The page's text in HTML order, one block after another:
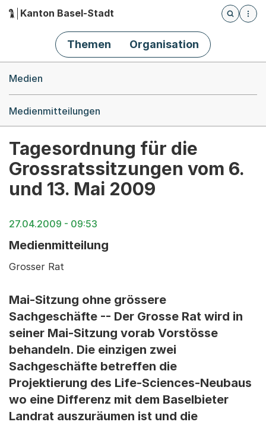
Hauptnavigation
Kanton Basel-Stadt
Öffnet
Themen Organisation
Medien
Medienmitteilungen
Tagesordnung für die
Grossratssitzungen vom 6.
und 13. Mai 2009
27.04.2009 - 09:53
Medienmitteilung
Grosser Rat
Mai-Sitzung ohne grössere
Sachgeschäfte -- Der Grosse Rat wird in
seiner Mai-Sitzung vorab Vorstösse
behandeln. Die einzigen zwei
Sachgeschäfte betreffen die
Projektierung des Life-Sciences-Neubaus
wo eine Differenz mit dem Baselbieter
Landrat auszuräumen ist und die